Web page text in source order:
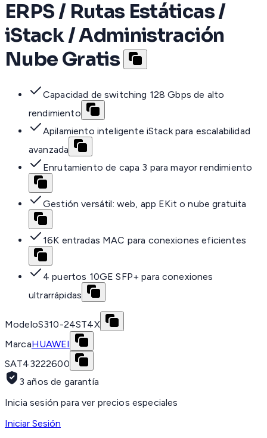
ERPS / Rutas Estáticas /
iStack / Administración
Nube Gratis
Capacidad de switching 128 Gbps de alto
rendimiento
Apilamiento inteligente iStack para escalabilidad
avanzada
Enrutamiento de capa 3 para mayor rendimiento
Gestión versátil: web, app EKit o nube gratuita
16K entradas MAC para conexiones eficientes
4 puertos 10GE SFP+ para conexiones
ultrarrápidas
ModeloS310-24ST4X
MarcaHUAWEI
SAT43222600
3 años de garantía
Inicia sesión para ver precios especiales
Iniciar Sesión